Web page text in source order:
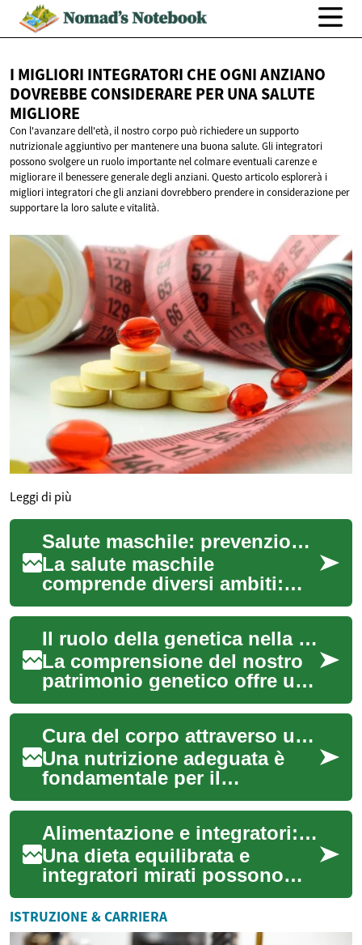
I MIGLIORI INTEGRATORI CHE OGNI ANZIANO
DOVREBBE CONSIDERARE PER UNASALUTE
MIGLIORE
Con l'avanzare dell'età, il nostro corpo può richiedere un supporto
nutrizionale aggiuntivo per mantenere una buona salute. Gli integratori
possono svolgere un ruolo importante nel colmare eventuali carenze e
migliorare il benessere generale degli anziani. Questo articolo esplorerà i
migliori integratori che gli anziani dovrebbero prendere in considerazione per
supportare la loro salute e vitalità.
Leggi di più
Salute maschile: prevenzione, medicina e integrazione
La salute maschile
comprende diversi ambiti:
dalla prevenzione delle
malattie croniche al
benessere mentale, dalla co...
Il ruolo della genetica nella salute individuale
La comprensione del nostro
patrimonio genetico offre una
prospettiva unica sul
benessere personale e sulla
predisposi...
Cura del corpo attraverso un'alimentazione mirata
Una nutrizione adeguata è
fondamentale per il
mantenimento della salute e
del benessere generale. Il
nostro corpo è u...
Alimentazione e integratori: nutrienti che sostengono la salute del cuoio capelluto
Una dieta equilibrata e
integratori mirati possono
contribuire al benessere del
cuoio capelluto e sostenere la
qualit...
ISTRUZIONE & CARRIERA